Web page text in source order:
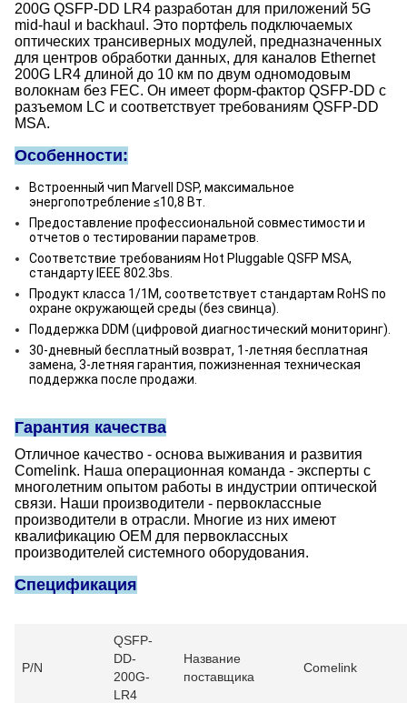
200G QSFP-DD LR4 разработан для приложений 5G
mid-haul и backhaul. Это портфель подключаемых
оптических трансиверных модулей, предназначенных
для центров обработки данных, для каналов Ethernet
200G LR4 длиной до 10 км по двум одномодовым
волокнам без FEC. Он имеет форм-фактор QSFP-DD с
разъемом LC и соответствует требованиям QSFP-DD
MSA.
Особенности:
Встроенный чип Marvell DSP, максимальное
энергопотребление ≤10,8 Вт.
Предоставление профессиональной совместимости и
отчетов о тестировании параметров.
Соответствие требованиям Hot Pluggable QSFP MSA,
стандарту IEEE 802.3bs.
Продукт класса 1/1M, соответствует стандартам RoHS по
охране окружающей среды (без свинца).
Поддержка DDM (цифровой диагностический мониторинг).
30-дневный бесплатный возврат, 1-летняя бесплатная
замена, 3-летняя гарантия, пожизненная техническая
поддержка после продажи.
Гарантия качества
Отличное качество - основа выживания и развития
Comelink. Наша операционная команда - эксперты с
многолетним опытом работы в индустрии оптической
связи. Наши производители - первоклассные
производители в отрасли. Многие из них имеют
квалификацию OEM для первоклассных
производителей системного оборудования.
Спецификация
P/N
QSFP-
DD-
200G-
LR4
Название
поставщика
Comelink